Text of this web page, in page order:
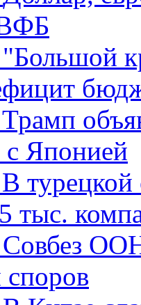
"Большой
Трамп
с Японией
В
тыс.
Совбез